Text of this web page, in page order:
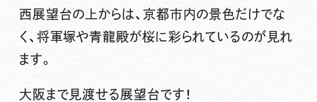
西展望台の上からは、京都市内の景色だけでな
く、将軍塚や青龍殿が桜に彩られているのが見れ
ます。
大阪まで見渡せる展望台です！